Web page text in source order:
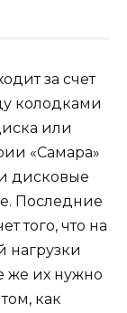
за счет
колодками
или
«Самара»
дисковые
Последние
того, что на
нагрузки
же их нужно
как